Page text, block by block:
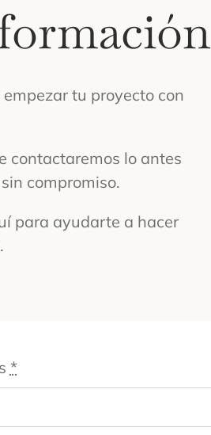
tu proyecto con
contactaremos lo antes
compromiso.
para ayudarte a hacer
*